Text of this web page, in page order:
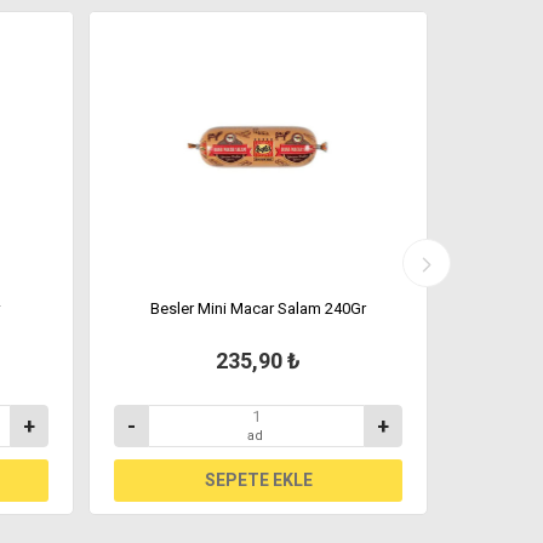
+
Besler Mini Macar Salam 240Gr
235,90 ₺
- ad +